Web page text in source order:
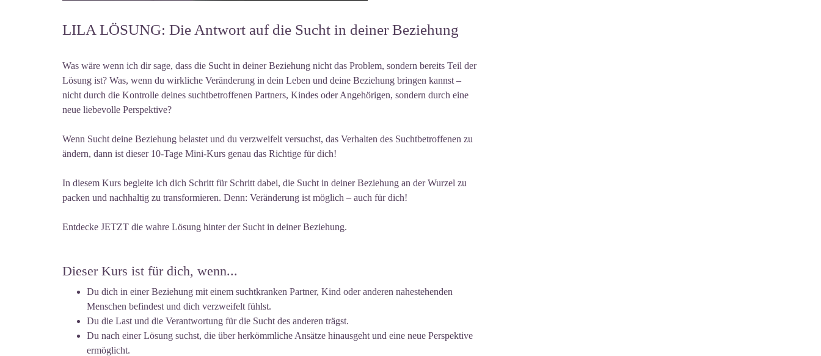
LILA LÖSUNG: Die Antwort auf die Sucht in deiner Beziehung
Was wäre wenn ich dir sage, dass die Sucht in deiner Beziehung nicht das Problem, sondern bereits Teil der
Lösung ist? Was, wenn du wirkliche Veränderung in dein Leben und deine Beziehung bringen kannst –
nicht durch die Kontrolle deines suchtbetroffenen Partners, Kindes oder Angehörigen, sondern durch eine
neue liebevolle Perspektive?
Wenn Sucht deine Beziehung belastet und du verzweifelt versuchst, das Verhalten des Suchtbetroffenen zu
ändern, dann ist dieser 10-Tage Mini-Kurs genau das Richtige für dich!
In diesem Kurs begleite ich dich Schritt für Schritt dabei, die Sucht in deiner Beziehung an der Wurzel zu
packen und nachhaltig zu transformieren. Denn: Veränderung ist möglich – auch für dich!
Entdecke JETZT die wahre Lösung hinter der Sucht in deiner Beziehung.
Dieser Kurs ist für dich, wenn...
Du dich in einer Beziehung mit einem suchtkranken Partner, Kind oder anderen nahestehenden
Menschen befindest und dich verzweifelt fühlst.
Du die Last und die Verantwortung für die Sucht des anderen trägst.
Du nach einer Lösung suchst, die über herkömmliche Ansätze hinausgeht und eine neue Perspektive
ermöglicht.